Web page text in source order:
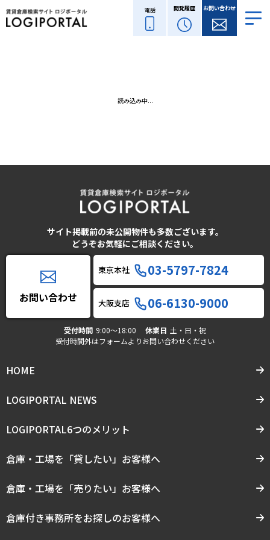
電話 閲覧履歴 お問い合わせ
読み込み中...
サイト掲載前の未公開物件も多数ございます。
どうぞお気軽にご相談ください。
お問い合わせ
東京本社 03-5797-7824
大阪支店 06-6130-9000
受付時間 9:00〜18:00 休業日 土・日・祝
受付時間外はフォームよりお問い合わせください
HOME
LOGIPORTAL NEWS
LOGIPORTAL6つのメリット
倉庫・工場を「貸したい」お客様へ
倉庫・工場を「売りたい」お客様へ
倉庫付き事務所をお探しのお客様へ